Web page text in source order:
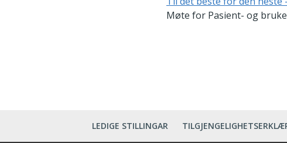
Møte for Pasient- og
LEDIGE STILLINGAR